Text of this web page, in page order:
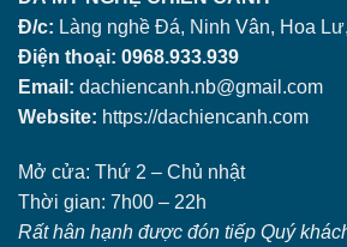
Đ/c: Làng nghề Đá, Ninh Vân, Hoa
Điện thoại: 0968.933.939
Email: dachiencanh.nb@gmail.com
Website: https://dachiencanh.com
Mở cửa: Thứ 2 – Chủ nhật
Thời gian: 7h00 – 22h
Rất hân hạnh được đón tiếp Quý